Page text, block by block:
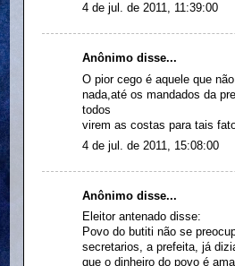
4 de jul. de 2011, 11:39:00
Anônimo disse...
O pior cego é aquele que
nada,até os mandados da
todos
virem as costas para tais
4 de jul. de 2011, 15:08:00
Anônimo disse...
Eleitor antenado disse:
Povo do butiti não se
secretarios, a prefeita, já
que o dinheiro do povo é